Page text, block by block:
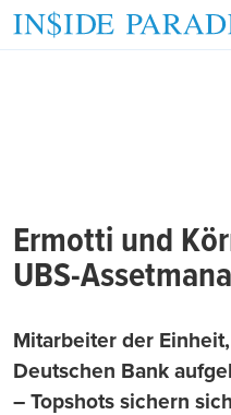
Ermotti und
UBS-
Mitarbeiter der
Deutschen Bank
– Topshots sichern